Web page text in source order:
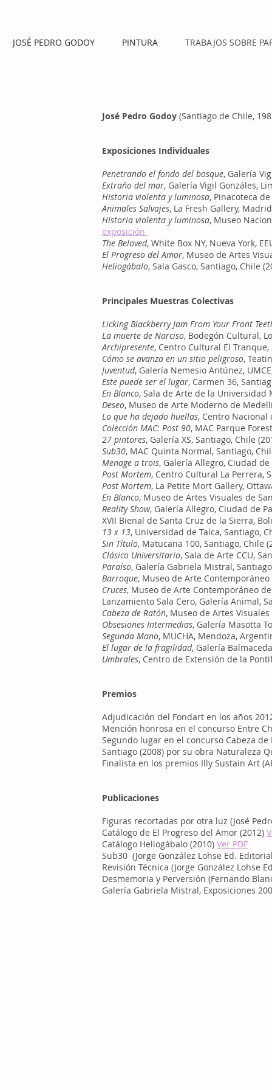
JOSÉ PEDRO GODOY PINTURA TRABAJOS SOBRE
José Pedro Godoy (Santiago de Chile,
Exposiciones Individuales
Penetrando el fondo del bosque, Galería
Extraño del mar, Galería Vigil Gonzáles,
Historia violenta y luminosa, Pinacoteca
Animales Salvajes, La Fresh Gallery,
Historia violenta y luminosa, Museo
exposición
The Beloved, White Box NY, Nueva York,
El Progreso del Amor, Museo de Artes
Heliogábalo, Sala Gasco, Santiago, Chile
Principales Muestras Colectivas
Licking Blackberry Jam From Your Front
La muerte de Narciso, Bodegón Cultural,
Archipresente, Centro Cultural El Tranque,
Cómo se avanza en un sitio peligroso,
Juventud, Galería Nemesio Antúnez,
Este puede ser el lugar, Carmen 36,
En Blanco, Sala de Arte de la Universidad
Deseo, Museo de Arte Moderno de
Lo que ha dejado huellas, Centro Nacional
Colección MAC: Post 90, MAC Parque
27 pintores, Galería XS, Santiago, Chile
Sub30, MAC Quinta Normal, Santiago,
Menage a trois, Galería Allegro, Ciudad de
Post Mortem, Centro Cultural La Perrera,
Post Mortem, La Petite Mort Gallery,
En Blanco, Museo de Artes Visuales de
Reality Show, Galería Allegro, Ciudad de
XVII Bienal de Santa Cruz de la Sierra,
13 x 13, Universidad de Talca, Santiago,
Sin Título, Matucana 100, Santiago, Chile
Clásico Universitario, Sala de Arte CCU,
Paraíso, Galería Gabriela Mistral,
Barroque, Museo de Arte
Cruces, Museo de Arte Contemporáneo
Lanzamiento Sala Cero, Galería Animal,
Cabeza de Ratón, Museo de Artes
Obsesiones Intermedias, Galería Masotta
Segunda Mano, MUCHA, Mendoza,
El lugar de la fragilidad, Galería
Umbrales, Centro de Extensión de la
Premios
Adjudicación del Fondart en los años
Mención honrosa en el concurso Entre
Segundo lugar en el concurso Cabeza
Santiago (2008) por su obra Naturaleza
Finalista en los premios Illy Sustain Art
Publicaciones
Figuras recortadas por otra luz (José
Catálogo de El Progreso del Amor (2012)
Catálogo Heliogábalo (2010) Ver PDF
Sub30 (Jorge González Lohse Ed.
Revisión Técnica (Jorge González Lohse
Desmemoria y Perversión (Fernando
Galería Gabriela Mistral, Exposiciones